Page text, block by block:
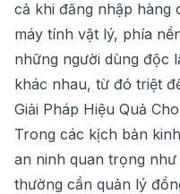
cả khi đăng nhập hàng
máy tính vật lý, phía
những người dùng độc
khác nhau, từ đó triệt
Giải Pháp Hiệu Quả
Trong các kịch bản
an ninh quan trọng
thường cần quản lý